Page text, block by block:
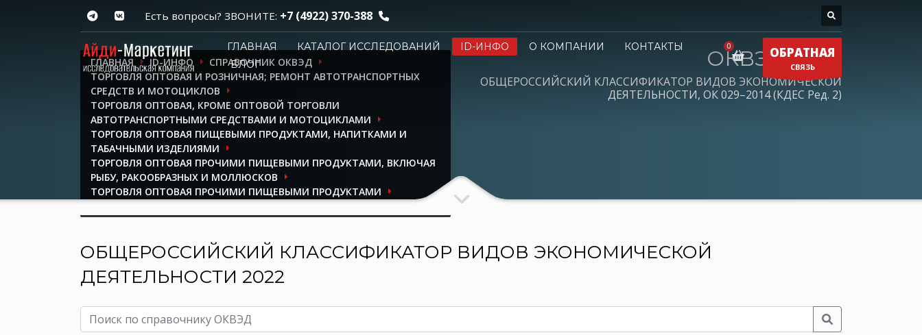
Есть вопросы? ЗВОНИТЕ: +7 (4922) 370-388
ГЛАВНАЯ КАТАЛОГ ИССЛЕДОВАНИЙ ID-ИНФО О КОМПАНИИ
КОНТАКТЫ
БЛОГ
ОБРАТНАЯ
СВЯЗЬ
ГЛАВНАЯ ID-ИНФО
СПРАВОЧНИК ОКВЭД
ТОРГОВЛЯ ОПТОВАЯ И РОЗНИЧНАЯ; РЕМОНТ АВТОТРАНСПОРТНЫХ
СРЕДСТВ И МОТОЦИКЛОВ
ТОРГОВЛЯ ОПТОВАЯ, КРОМЕ ОПТОВОЙ ТОРГОВЛИ
АВТОТРАНСПОРТНЫМИ СРЕДСТВАМИ И МОТОЦИКЛАМИ
ТОРГОВЛЯ ОПТОВАЯ ПИЩЕВЫМИ ПРОДУКТАМИ, НАПИТКАМИ И
ТАБАЧНЫМИ ИЗДЕЛИЯМИ
ТОРГОВЛЯ ОПТОВАЯ ПРОЧИМИ ПИЩЕВЫМИ ПРОДУКТАМИ, ВКЛЮЧАЯ
РЫБУ, РАКООБРАЗНЫХ И МОЛЛЮСКОВ
ТОРГОВЛЯ ОПТОВАЯ ПРОЧИМИ ПИЩЕВЫМИ ПРОДУКТАМИ
ТОРГОВЛЯ ОПТОВАЯ МУКОЙ И МАКАРОННЫМИ ИЗДЕЛИЯМИ
ОКВЭД 2026
ОБЩЕРОССИЙСКИЙ КЛАССИФИКАТОР ВИДОВ ЭКОНОМИЧЕСКОЙ
ДЕЯТЕЛЬНОСТИ, ОК 029–2014 (КДЕС Ред. 2)
ОБЩЕРОССИЙСКИЙ КЛАССИФИКАТОР ВИДОВ ЭКОНОМИЧЕСКОЙ
ДЕЯТЕЛЬНОСТИ 2022